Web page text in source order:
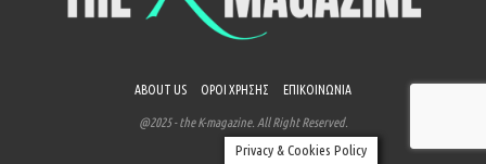
ABOUT US ΟΡΟΙ ΧΡΗΣΗΣ ΕΠΙΚΟΙΝΩΝΙΑ
@2025 - the K-magazine. All Right Reserved.
Privacy & Cookies Policy